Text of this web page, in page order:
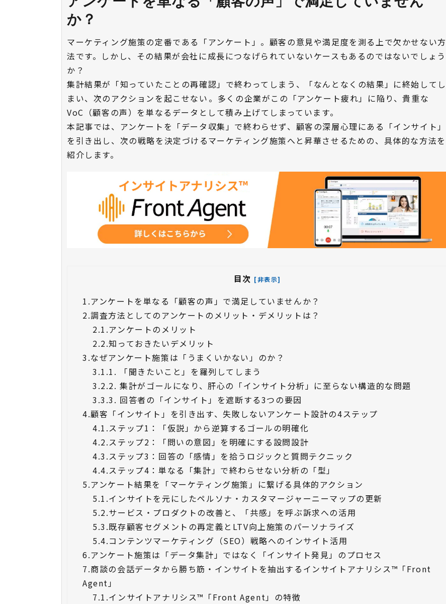
か？
マーケティング施策の定番である「アンケート」。顧客の意見や満足度を測る上で欠かせない方
法です。しかし、その結果が会社に成長につなげられていないケースもあるのではないでしょう
か？
集計結果が「知っていたことの再確認」で終わってしまう、「なんとなくの結果」に終始してし
まい、次のアクションを起こせない――。多くの企業がこの「アンケート疲れ」に陥り、貴重な
VoC（顧客の声）を単なるデータとして積み上げてしまっています。
本記事では、アンケートを「データ収集」で終わらせず、顧客の深層心理にある「インサイト」
を引き出し、次の戦略を決定づけるマーケティング施策へと昇華させるための、具体的な方法を
紹介します。
目次 [非表示]
1.アンケートを単なる「顧客の声」で満足していませんか？
2.調査方法としてのアンケートのメリット・デメリットは？
2.1.アンケートのメリット
2.2.知っておきたいデメリット
3.なぜアンケート施策は「うまくいかない」のか？
3.1.1. 「聞きたいこと」を羅列してしまう
3.2.2. 集計がゴールになり、肝心の「インサイト分析」に至らない構造的な問題
3.3.3. 回答者の「インサイト」を遮断する3つの要因
4.顧客「インサイト」を引き出す、失敗しないアンケート設計の4ステップ
4.1.ステップ1：「仮説」から逆算するゴールの明確化
4.2.ステップ2：「問いの意図」を明確にする設問設計
4.3.ステップ3：回答の「感情」を拾うロジックと質問テクニック
4.4.ステップ4：単なる「集計」で終わらせない分析の「型」
5.アンケート結果を「マーケティング施策」に繋げる具体的アクション
5.1.インサイトを元にしたペルソナ・カスタマージャーニーマップの更新
5.2.サービス・プロダクトの改善と、「共感」を呼ぶ訴求への活用
5.3.既存顧客セグメントの再定義とLTV向上施策のパーソナライズ
5.4.コンテンツマーケティング（SEO）戦略へのインサイト活用
6.アンケート施策は「データ集計」ではなく「インサイト発見」のプロセス
7.商談の会話データから勝ち筋・インサイトを抽出するインサイトアナリシス™「Front
Agent」
7.1.インサイトアナリシス™「Front Agent」の特徴